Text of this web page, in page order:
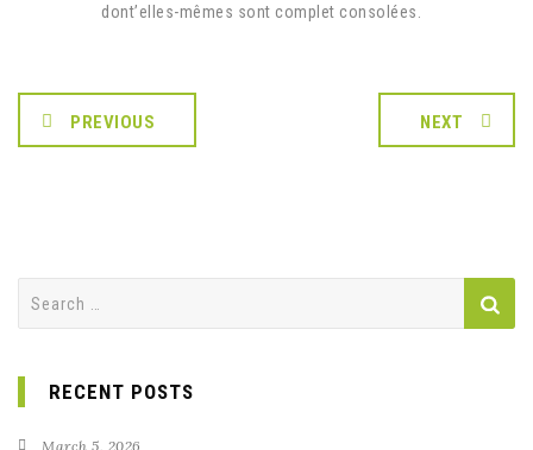
dont’elles-mêmes sont complet consolées.
PREVIOUS NEXT
RECENT POSTS
March 5, 2026